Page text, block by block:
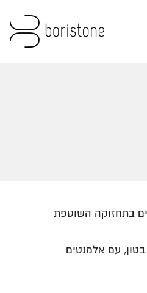
בתחזוקה השוטפת
עם אלמנטים